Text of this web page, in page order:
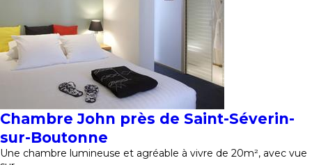
Chambre John près de Saint-Séverin-
sur-Boutonne
Une chambre lumineuse et agréable à vivre de 20m², avec vue